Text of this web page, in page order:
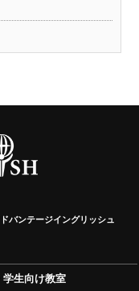
バンテージイングリッシュ
学生向け教室